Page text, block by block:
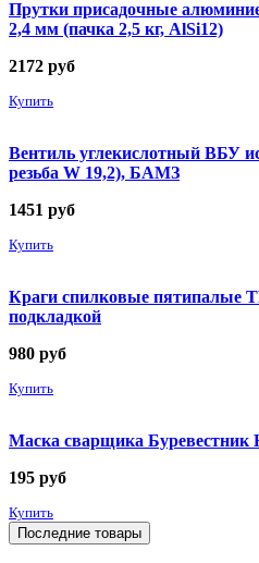
Прутки присадочные
2,4 мм (пачка 2,5 кг, AlSi12)
2172 руб
Купить
Вентиль углекислотный ВБУ
резьба W 19,2), БАМЗ
1451 руб
Купить
Краги спилковые пятипалые
подкладкой
980 руб
Купить
Маска сварщика Буревестник
195 руб
Купить
Последние товары